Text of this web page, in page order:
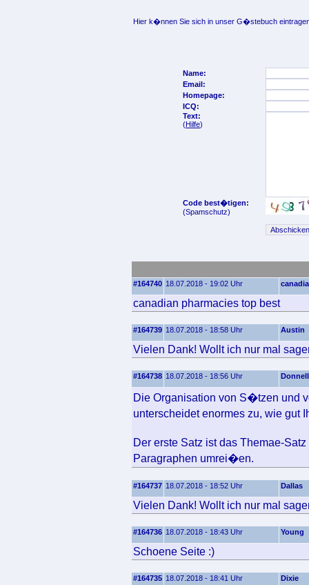
Hier k�nnen Sie sich in unser G�stebuch
Name:
Email:
Homepage:
ICQ:
Text:
(Hilfe)
Code best�tigen:
(Spamschutz)
#164740 18.07.2018 - 19:02 Uhr
canadian pharmacies top best
#164739 18.07.2018 - 18:58 Uhr Austin
Vielen Dank! Wollt ich nur mal
#164738 18.07.2018 - 18:56 Uhr Donnell
Die Organisation von S�tzen und
unterscheidet enormes zu, wie
Der erste Satz ist das Themae-
Paragraphen umrei�en.
#164737 18.07.2018 - 18:52 Uhr Dallas
Vielen Dank! Wollt ich nur mal
#164736 18.07.2018 - 18:43 Uhr Young
Schoene Seite :)
#164735 18.07.2018 - 18:41 Uhr Dixie